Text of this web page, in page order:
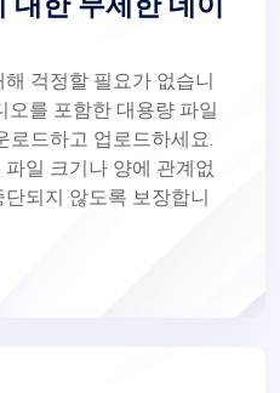
걱정할 필요가 없습니
오를 포함한 대용량 파일
로드하고 업로드하세요.
일 크기나 양에 관계없
되지 않도록 보장합니